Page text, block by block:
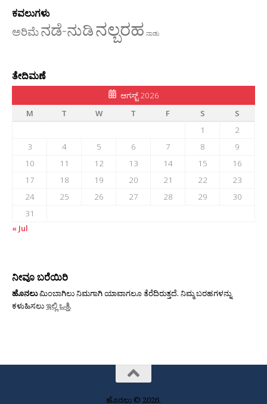
ಕವಲುಗಳು
ಅರಿಮೆನಡೆ-ನುಡಿನಲ್ಬರಹ ನಾಡು
ತೇದಿಮಣೆ
ಆಗಸ್ಟ್ 2026
M
T W T F S
S
1
2
3
4 5 6 7 8
9
10
11 12 13 14 15
16
17
18 19 20 21 22
23
24
25 26 27 28 29
30
31
« Jul
ನೀವೂ ಬರೆಯಿರಿ
ಹೊನಲುಮಿಂಬಾಗಿಲು ನಿಮಗಾಗಿ ಯಾವಾಗಲೂ ತೆರೆದಿರುತ್ತದೆ. ನಿಮ್ಮ ಬರಹಗಳನ್ನು
ಕಳುಹಿಸಲುಇಲ್ಲಿ ಒತ್ತಿ.
ಹೊನಲು © 2026.